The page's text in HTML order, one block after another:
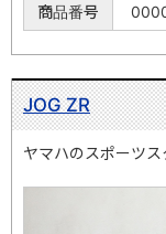
商品番号
JOG ZR
ヤマハのスポーツ